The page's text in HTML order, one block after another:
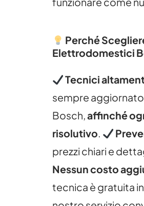
Perché
Elettrodomestici
Tecnici
sempre
Bosch,affinché
risolutivo.
prezzi chiari e
Nessun costo
tecnica è gratuita